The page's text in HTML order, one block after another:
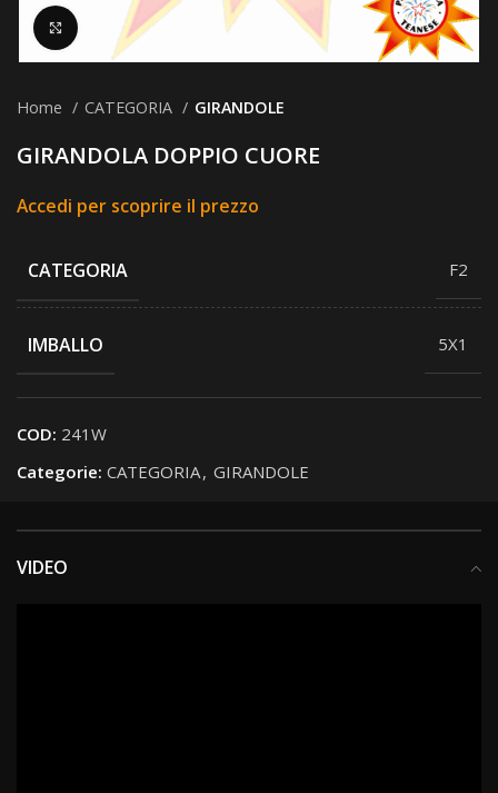
Clicca per ingrandire
Home CATEGORIA GIRANDOLE
GIRANDOLA DOPPIO CUORE
Accedi per scoprire il prezzo
CATEGORIA F2
IMBALLO 5X1
COD: 241W
Categorie: CATEGORIA, GIRANDOLE
VIDEO